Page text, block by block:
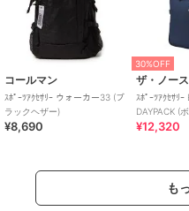
コールマン
ｽﾎﾟｰﾂｱｸｾｻﾘｰ ウォーカー33 (ブ
ラックヘザー)
¥8,690
30%OFF
ザ・ノー
ｽﾎﾟｰﾂｱｸｾｻﾘｰ
DAYPACK (
ク)
¥12,320
も